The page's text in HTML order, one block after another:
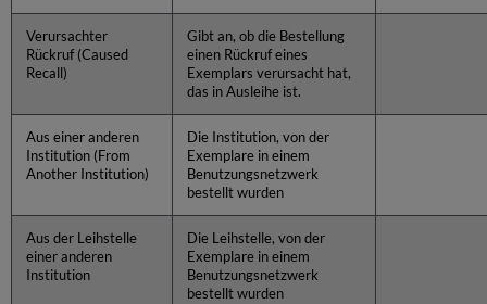
Verursachter
Rückruf (Caused
Recall)
Gibt an, ob die Bestellung
einen Rückruf eines
Exemplars verursacht hat,
das in Ausleihe ist.
Aus einer anderen
Institution (From
Another Institution)
Die Institution, von der
Exemplare in einem
Benutzungsnetzwerk
bestellt wurden
Aus der Leihstelle
einer anderen
Institution
Die Leihstelle, von der
Exemplare in einem
Benutzungsnetzwerk
bestellt wurden